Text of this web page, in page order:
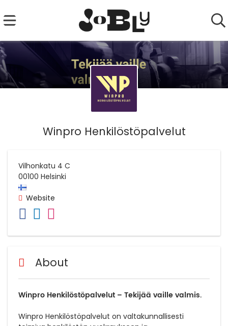
Winpro Henkilöstöpalvelut
Vilhonkatu 4 C
00100 Helsinki
Website
About
Winpro Henkilöstöpalvelut – Tekijää vaille valmis.
Winpro Henkilöstöpalvelut on valtakunnallisesti